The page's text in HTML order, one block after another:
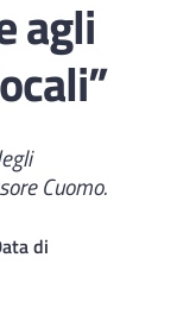
agli
Cuomo.
di